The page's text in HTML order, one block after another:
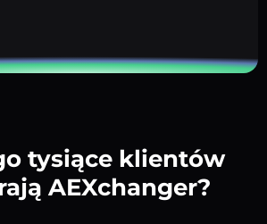
tysiące klientów
AEXchanger?